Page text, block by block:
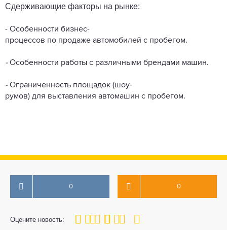
Сдерживающие факторы на рынке:
- Особенности бизнес-
процессов по продаже автомобилей с пробегом.
-Особенности работы с различными брендами машин.
-Ограниченность площадок (шоу-
румов) для выставления автомашин с пробегом.
0 0
Оцените новость:
100
1 3 4 5